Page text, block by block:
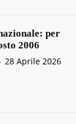
per
2006
28 Aprile 2026